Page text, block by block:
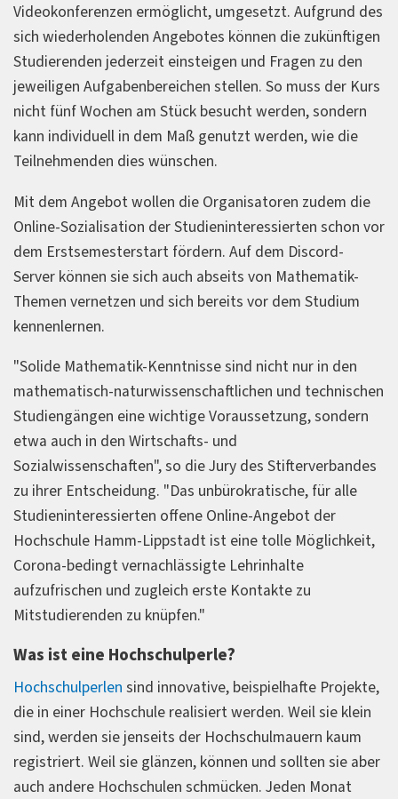
Videokonferenzen ermöglicht, umgesetzt. Aufgrund des
sich wiederholenden Angebotes können die zukünftigen
Studierenden jederzeit einsteigen und Fragen zu den
jeweiligen Aufgabenbereichen stellen. So muss der Kurs
nicht fünf Wochen am Stück besucht werden, sondern
kann individuell in dem Maß genutzt werden, wie die
Teilnehmenden dies wünschen.
Mit dem Angebot wollen die Organisatoren zudem die
Online-Sozialisation der Studieninteressierten schon vor
dem Erstsemesterstart fördern. Auf dem Discord-
Server können sie sich auch abseits von Mathematik-
Themen vernetzen und sich bereits vor dem Studium
kennenlernen.
"Solide Mathematik-Kenntnisse sind nicht nur in den
mathematisch-naturwissenschaftlichen und technischen
Studiengängen eine wichtige Voraussetzung, sondern
etwa auch in den Wirtschafts- und
Sozialwissenschaften", so die Jury des Stifterverbandes
zu ihrer Entscheidung. "Das unbürokratische, für alle
Studieninteressierten offene Online-Angebot der
Hochschule Hamm-Lippstadt ist eine tolle Möglichkeit,
Corona-bedingt vernachlässigte Lehrinhalte
aufzufrischen und zugleich erste Kontakte zu
Mitstudierenden zu knüpfen."
Was ist eine Hochschulperle?
Hochschulperlen sind innovative, beispielhafte Projekte,
die in einer Hochschule realisiert werden. Weil sie klein
sind, werden sie jenseits der Hochschulmauern kaum
registriert. Weil sie glänzen, können und sollten sie aber
auch andere Hochschulen schmücken. Jeden Monat